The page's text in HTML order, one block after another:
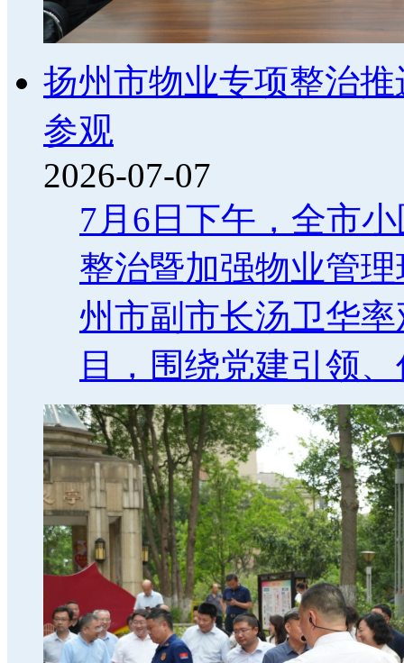
扬州市物业专项整治
参观
2026-07-07
7月6日下午，全市
整治暨加强物业管
州市副市长汤卫华
目，围绕党建引领